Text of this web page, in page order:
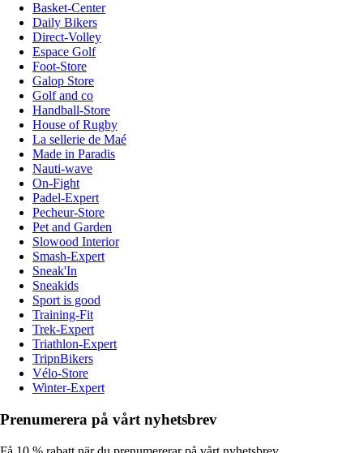
Basket-Center
Daily Bikers
Direct-Volley
Espace Golf
Foot-Store
Galop Store
Golf and co
Handball-Store
House of Rugby
La sellerie de Maé
Made in Paradis
Nauti-wave
On-Fight
Padel-Expert
Pecheur-Store
Pet and Garden
Slowood Interior
Smash-Expert
Sneak'In
Sneakids
Sport is good
Training-Fit
Trek-Expert
Triathlon-Expert
TripnBikers
Vélo-Store
Winter-Expert
Prenumerera på vårt nyhetsbrev